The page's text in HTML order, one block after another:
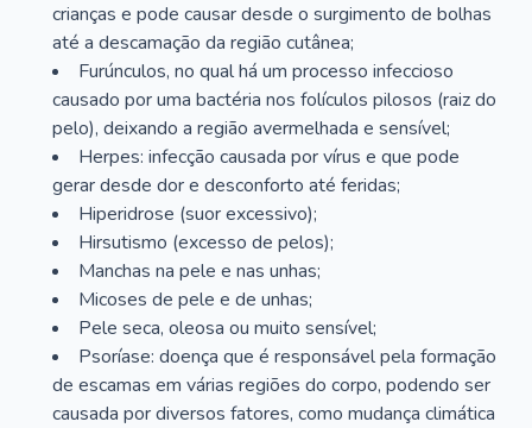
crianças e pode causar desde o surgimento de bolhas
até a descamação da região cutânea;
Furúnculos, no qual há um processo infeccioso
causado por uma bactéria nos folículos pilosos (raiz do
pelo), deixando a região avermelhada e sensível;
Herpes: infecção causada por vírus e que pode
gerar desde dor e desconforto até feridas;
Hiperidrose (suor excessivo);
Hirsutismo (excesso de pelos);
Manchas na pele e nas unhas;
Micoses de pele e de unhas;
Pele seca, oleosa ou muito sensível;
Psoríase: doença que é responsável pela formação
de escamas em várias regiões do corpo, podendo ser
causada por diversos fatores, como mudança climática